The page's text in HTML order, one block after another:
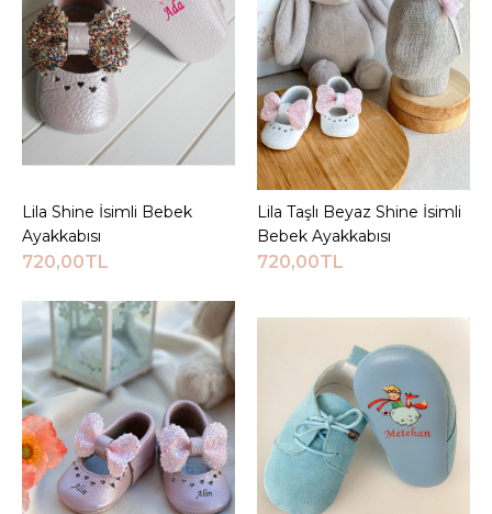
JEEYMI BABY
İsimli Beyaz Casual
Bebek İlk Adım
Ayakkabısı
750,00TL
Sepete Ekle
JEEYMI BABY
İsimli Kırmızı Bebek İlk
Adım Botu
800,00TL
Sepete Ekle
Lila Shine İsimli Bebek
Ayakkabısı
720,00TL
Sepete Ekle
Lila Taşlı Beyaz Shine İsimli
Bebek Ayakkabısı
720,00TL